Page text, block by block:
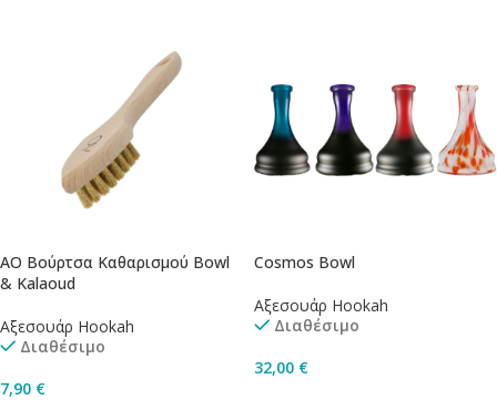
AO Βούρτσα Καθαρισμού Bowl
& Kalaoud
Αξεσουάρ Hookah
Διαθέσιμο
7,90 €
Cosmos Bowl
Αξεσουάρ Hookah
Διαθέσιμο
32,00 €